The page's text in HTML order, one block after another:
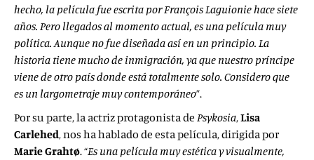
hecho, la película fue escrita por François Laguionie hace siete
años. Pero llegados al momento actual, es una película muy
política. Aunque no fue diseñada así en un principio. La
historia tiene mucho de inmigración, ya que nuestro príncipe
viene de otro país donde está totalmente solo. Considero que
es un largometraje muy contemporáneo”.
Por su parte, la actriz protagonista de Psykosia,Lisa
Carlehed, nos ha hablado de esta película, dirigida por
Marie Grahtø. “Es una película muy estética y visualmente,